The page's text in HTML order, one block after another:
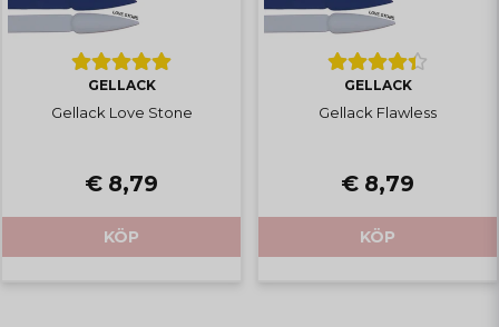
GELLACK
Gellack Love Stone
€ 8,79
KÖP
GELLACK
Gellack Flawless
€ 8,79
KÖP